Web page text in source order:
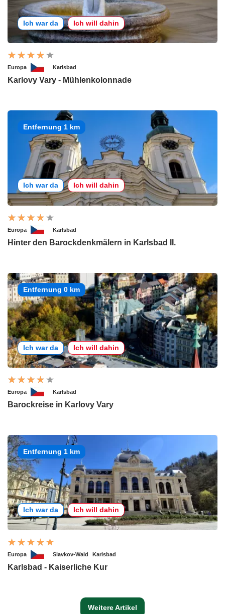
Ich war da Ich will dahin
Europa Karlsbad
Karlovy Vary - Mühlenkolonnade
Entfernung 1 km
Ich war da Ich will dahin
Europa Karlsbad
Hinter den Barockdenkmälern in Karlsbad II.
Entfernung 0 km
Ich war da Ich will dahin
Europa Karlsbad
Barockreise in Karlovy Vary
Entfernung 1 km
Ich war da Ich will dahin
Europa Slavkov-Wald Karlsbad
Karlsbad - Kaiserliche Kur
Weitere Artikel